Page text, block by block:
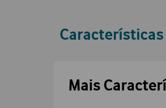
Características
Accordeon
Mais